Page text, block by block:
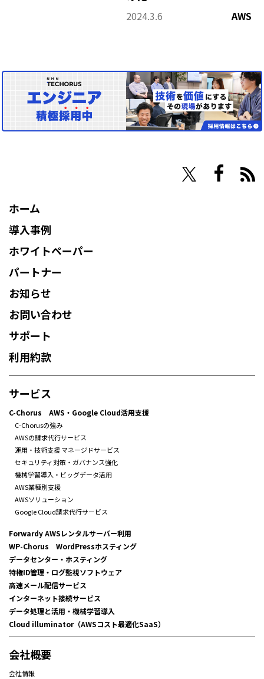
2024.3.6 AWS
ホーム
導入事例
ホワイトペーパー
パートナー
お知らせ
お問い合わせ
サポート
利用約款
サービス
C-Chorus AWS・Google Cloud活用支援
C-Chorusの強み
AWSの請求代行サービス
運用・技術支援 マネージドサービス
セキュリティ対策・ガバナンス強化
機械学習導入・ビッグデータ活用
AWS業種別支援
AWSソリューション
Google Cloud請求代行サービス
Forwardy AWSレンタルサーバー利用
WP-Chorus WordPressホスティング
データセンター・ホスティング
特権ID管理・ログ監視ソフトウェア
高速メール配信サービス
インターネット接続サービス
データ処理と活用・機械学習導入
Cloud illuminator（AWSコスト最適化SaaS）
会社概要
会社情報